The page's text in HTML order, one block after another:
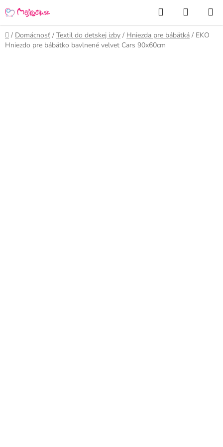
na
obsah
Hľadať
KOŠÍK
Domov
/ Domácnosť / Textil do detskej izby / Hniezda pre bábätká / EKO
Hniezdo pre bábätko bavlnené velvet Cars 90x60cm